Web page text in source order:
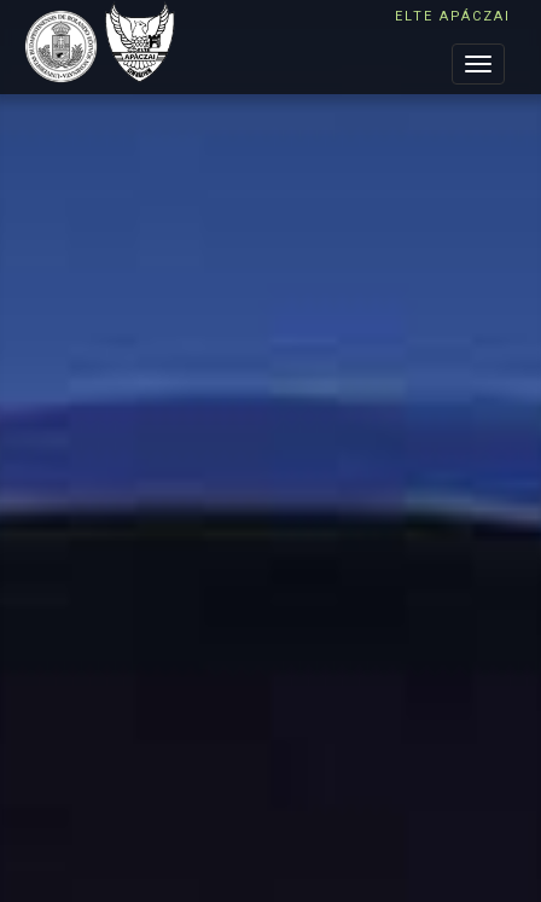
ELTE APÁCZAI